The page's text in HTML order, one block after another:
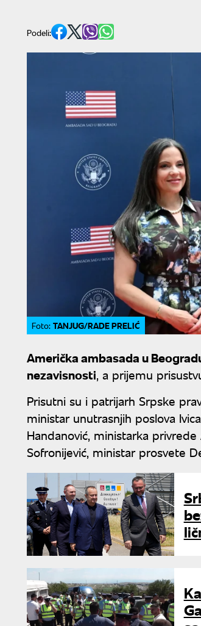
Podeli:
Foto: TANJUG/RADE PRELIĆ
Američka ambasada u
nezavisnosti, a prijemu
Prisutni su i patrijarh Srpske
ministar unutrasnjih poslova
Handanović, ministarka
Sofronijević, ministar prosvete